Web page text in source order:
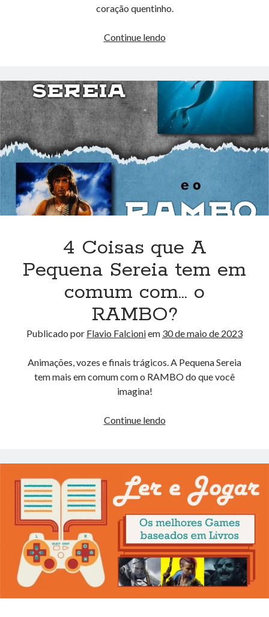
coração quentinho.
Continue lendoOs
mais
Românticos
da
Literatura
Clássica
4 Coisas que A
Pequena Sereia tem em
comum com… o
RAMBO?
Publicado por Flavio Falcioniem 30 de maio de 2023
Animações, vozes e finais trágicos. A Pequena Sereia
tem mais em comum com o RAMBO do que você
imagina!
Continue lendo4
A
Pequena
Sereia
em
comum
com…
o
RAMBO?